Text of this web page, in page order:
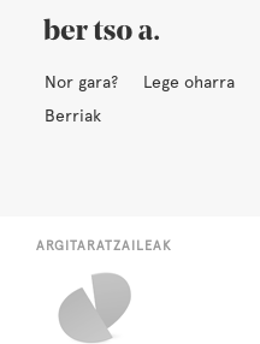
Nor gara? Lege oharra
Berriak
ARGITARATZAILEAK